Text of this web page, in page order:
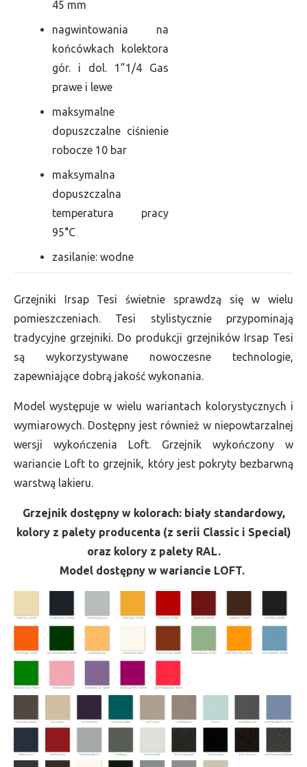
45 mm
nagwintowania na
końcówkach kolektora
gór. i dol. 1”1/4 Gas
prawe i lewe
maksymalne
dopuszczalne ciśnienie
robocze 10 bar
maksymalna
dopuszczalna
temperatura pracy
95°C
zasilanie: wodne
Grzejniki Irsap Tesi świetnie sprawdzą się w wielu
pomieszczeniach. Tesi stylistycznie przypominają
tradycyjne grzejniki. Do produkcji grzejników Irsap Tesi
są wykorzystywane nowoczesne technologie,
zapewniające dobrą jakość wykonania.
Model występuje w wielu wariantach kolorystycznych i
wymiarowych. Dostępny jest również w niepowtarzalnej
wersji wykończenia Loft. Grzejnik wykończony w
wariancie Loft to grzejnik, który jest pokryty bezbarwną
warstwą lakieru.
Grzejnik dostępny w kolorach: biały standardowy,
kolory z palety producenta (z serii Classic i Special)
oraz kolory z palety RAL.
Model dostępny w wariancie LOFT.